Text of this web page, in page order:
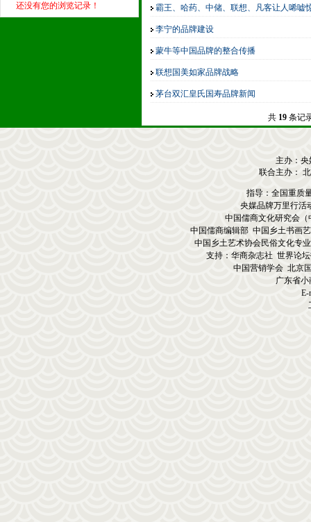
品牌万里行影响万里品牌影响力万里影响
还没有您的浏览记录！
霸王、哈药、中储、联想、凡客让人唏嘘
李宁的品牌建设
蒙牛等中国品牌的整合传播
联想国美如家品牌战略
茅台双汇皇氏国寿品牌新闻
共 19 条记
主办：
联合主办：
指导：全国重质
央媒品牌万里行活
中国儒商文化研究会
中国儒商编辑部 中国乡土书画
中国乡土艺术协会民俗文化专
支持：华商杂志社 世界论
中国营销学会 北京
广东省
E-